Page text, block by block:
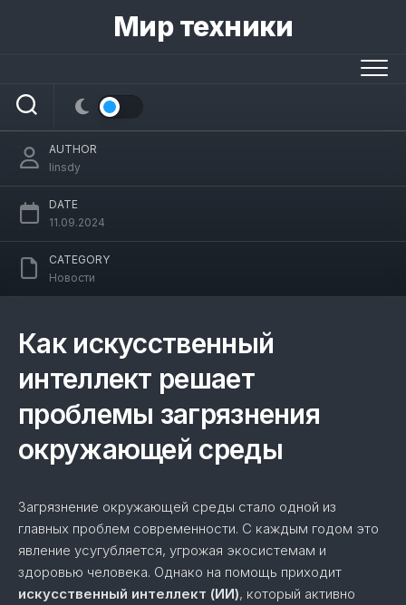
Мир техники
Как искусственный интеллект решает
проблемы загрязнения окружающей
среды.
AUTHOR
linsdy
DATE
11.09.2024
CATEGORY
Новости
Как искусственный
интеллект решает
проблемы загрязнения
окружающей среды
Загрязнение окружающей среды стало одной из
главных проблем современности. С каждым годом это
явление усугубляется, угрожая экосистемам и
здоровью человека. Однако на помощь приходит
искусственный интеллект (ИИ), который активно